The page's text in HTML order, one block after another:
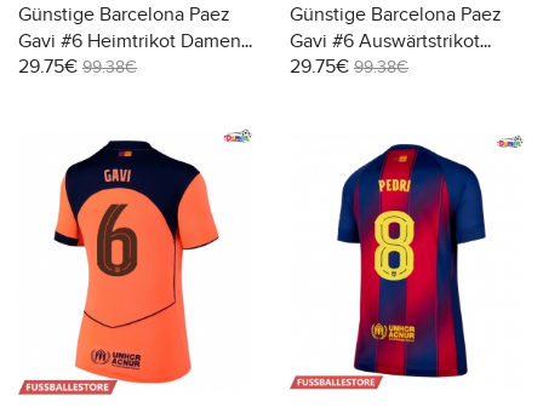
Günstige Barcelona Paez
Gavi #6 Heimtrikot Damen
2025-26 Kurzarm
29.75€ 99.38€
Günstige Barcelona Paez
Gavi #6 Auswärtstrikot
Damen 2025-26 Kurzarm
29.75€ 99.38€